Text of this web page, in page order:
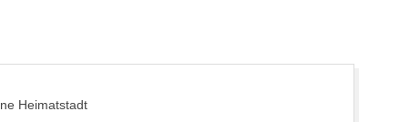
Heimatstadt